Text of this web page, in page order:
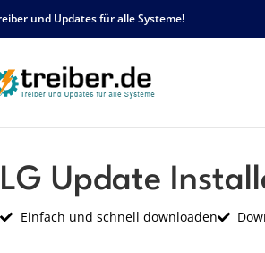
und Updates für alle Systeme!
LG Update
Einfach und schnell downloaden